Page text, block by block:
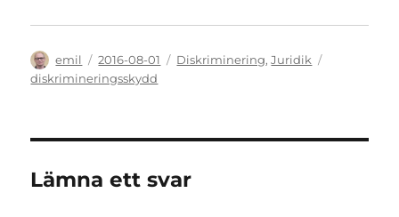
Författare
emil
Publicerat
den
2016-08-01 Kategorier
Diskriminering,Juridik
diskrimineringsskydd
Lämna ett svar